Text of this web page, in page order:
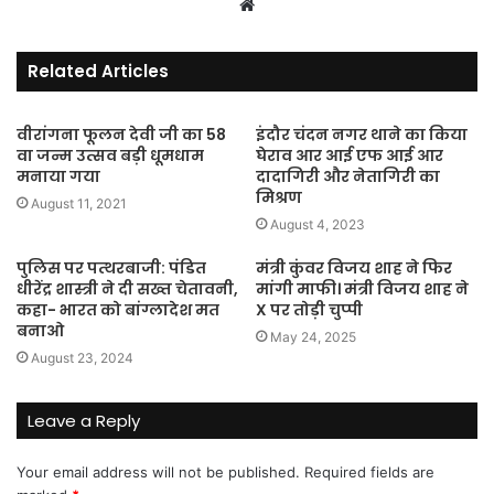
Website
Related Articles
वीरांगना फूलन देवी जी का 58
वा जन्म उत्सव बड़ी धूमधाम
मनाया गया
August 11, 2021
इंदौर चंदन नगर थाने का किया
घेराव आर आई एफ आई आर
दादागिरी और नेतागिरी का
मिश्रण
August 4, 2023
पुलिस पर पत्थरबाजी: पंडित
धीरेंद्र शास्त्री ने दी सख्त चेतावनी,
कहा- भारत को बांग्लादेश मत
बनाओ
August 23, 2024
मंत्री कुंवर विजय शाह ने फिर
मांगी माफी। मंत्री विजय शाह ने
X पर तोड़ी चुप्पी
May 24, 2025
Leave a Reply
Your email address will not be published. Required fields are